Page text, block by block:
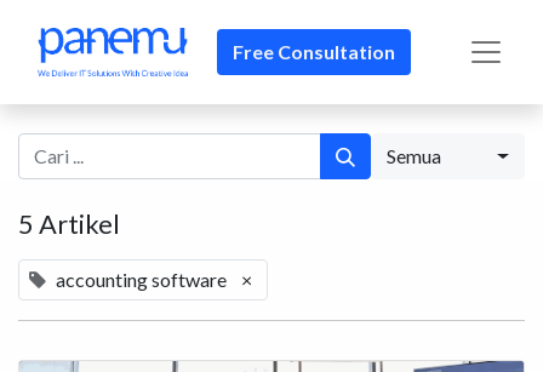
Free Consultation
Semua
5 Artikel
accounting software ×